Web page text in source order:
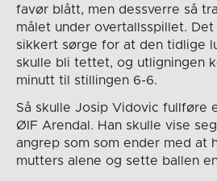
favør blått, men dessverre så
målet under overtallsspillet.
sikkert sørge for at den tidlige
skulle bli tettet, og utligningen
minutt til stillingen 6-6.
Så skulle Josip Vidovic fullføre
ØIF Arendal. Han skulle vise
angrep som som ender med at
mutters alene og sette ballen